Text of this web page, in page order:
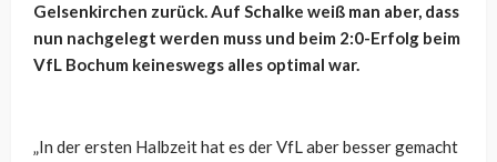
Gelsenkirchen zurück. Auf Schalke weiß man aber, dass
nun nachgelegt werden muss und beim 2:0-Erfolg beim
VfL Bochum keineswegs alles optimal war.
„In der ersten Halbzeit hat es der VfL aber besser gemacht